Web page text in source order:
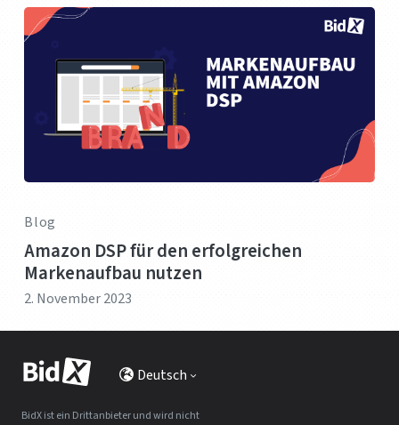
Blog
Amazon DSP für den erfolgreichen
Markenaufbau nutzen
2. November 2023
Deutsch
BidX ist ein Drittanbieter und wird nicht